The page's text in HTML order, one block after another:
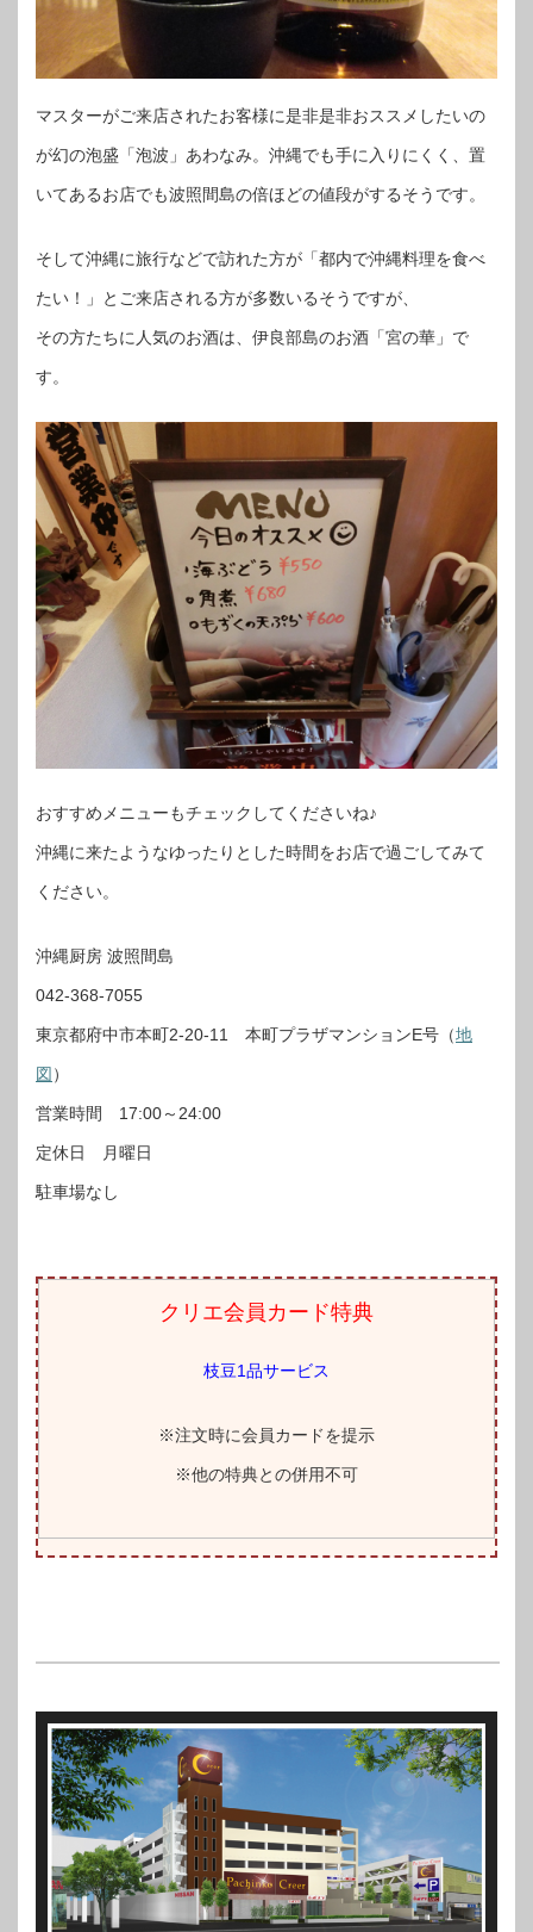
マスターがご来店されたお客様に是非是非おススメしたいの
が幻の泡盛「泡波」あわなみ。沖縄でも手に入りにくく、置
いてあるお店でも波照間島の倍ほどの値段がするそうです。
そして沖縄に旅行などで訪れた方が「都内で沖縄料理を食べ
たい！」とご来店される方が多数いるそうですが、
その方たちに人気のお酒は、伊良部島のお酒「宮の華」で
す。
おすすめメニューもチェックしてくださいね♪
沖縄に来たようなゆったりとした時間をお店で過ごしてみて
ください。
沖縄厨房 波照間島
042-368-7055
東京都府中市本町2-20-11 本町プラザマンションE号（地
図 ）
営業時間 17:00～24:00
定休日 月曜日
駐車場なし
クリエ会員カード特典
枝豆1品サービス
※注文時に会員カードを提示
※他の特典との併用不可